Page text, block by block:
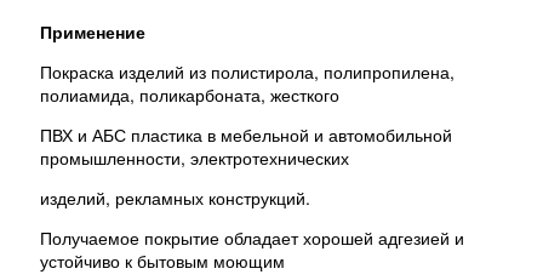
Применение
Покраска изделий из полистирола, полипропилена,
полиамида, поликарбоната, жесткого
ПВХ и АБС пластика в мебельной и автомобильной
промышленности, электротехнических
изделий, рекламных конструкций.
Получаемое покрытие обладает хорошей адгезией и
устойчиво к бытовым моющим